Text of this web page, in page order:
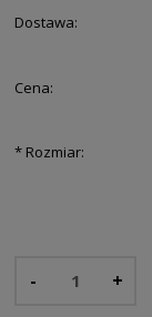
Dostawa:
Cena:
* Rozmiar:
- +